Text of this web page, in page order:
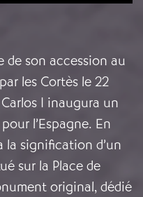
de son accession au
les Cortès le 22
I inaugura un
l’Espagne. En
la signification d’un
sur la Place de
original, dédié